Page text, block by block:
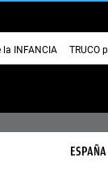
la INFANCIA TRUCO
ESPAÑA